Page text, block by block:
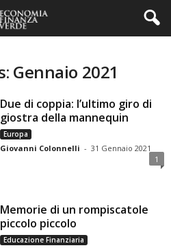
Gennaio 2021
Due di coppia: l’ultimo giro di
giostra della mannequin
Europa
Giovanni Colonnelli - 31 Gennaio 2021
1
Memorie di un rompiscatole
piccolo piccolo
Educazione Finanziaria